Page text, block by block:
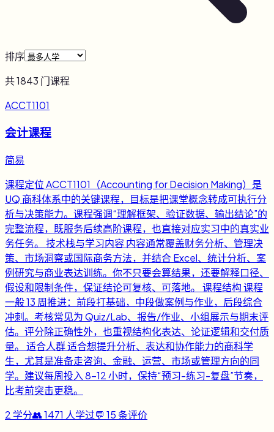
排序
共1843 门课程
ACCT1101
会计课程
简易
课程定位 ACCT1101（Accounting for Decision Making）是
UQ 商科体系中的关键课程，目标是把课堂概念转成可执行分
析与决策能力。课程强调“理解框架、验证数据、输出结论”的
完整流程，既服务后续高阶课程，也直接对应实习中的真实业
务任务。 技术栈与学习内容 内容通常覆盖财务分析、管理决
策、市场洞察或国际商务方法，并结合 Excel、统计分析、案
例研究与商业表达训练。你不只要会算结果，还要解释口径、
假设和限制条件，保证结论可复核、可落地。 课程结构 课程
一般 13 周推进：前段打基础，中段做案例与作业，后段综合
冲刺。考核常见为 Quiz/Lab、报告/作业、小组展示与期末评
估。评分除正确性外，也重视结构化表达、论证逻辑和交付质
量。 适合人群 适合想提升分析、表达和协作能力的商科学
生，尤其是准备走咨询、金融、运营、市场或管理方向的同
学。建议每周投入 8-12 小时，保持“预习-练习-复盘”节奏，
比考前突击更稳。
2 学分👥1471 人学过💬 15条评价